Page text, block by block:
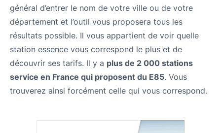
général d’entrer le nom de votre ville ou de votre
département et l’outil vous proposera tous les
résultats possible. Il vous appartient de voir quelle
station essence vous correspond le plus et de
découvrir ses tarifs. Il y a plus de 2 000 stations
service en France qui proposent du E85. Vous
trouverez ainsi forcément celle qui vous correspond.